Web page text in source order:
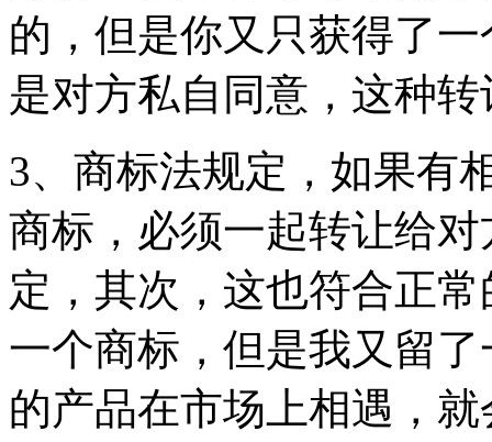
的，但是你又只获得了
是对方私自同意，这种
3、商标法规定，如果有
商标，必须一起转让给
定，其次，这也符合正
一个商标，但是我又留
的产品在市场上相遇，